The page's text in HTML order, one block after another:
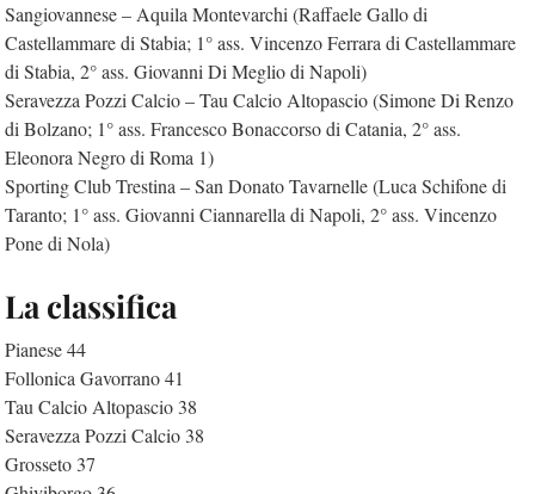
Sangiovannese – Aquila Montevarchi (Raffaele Gallo di
Castellammare di Stabia; 1° ass. Vincenzo Ferrara di Castellammare
di Stabia, 2° ass. Giovanni Di Meglio di Napoli)
Seravezza Pozzi Calcio – Tau Calcio Altopascio (Simone Di Renzo
di Bolzano; 1° ass. Francesco Bonaccorso di Catania, 2° ass.
Eleonora Negro di Roma 1)
Sporting Club Trestina – San Donato Tavarnelle (Luca Schifone di
Taranto; 1° ass. Giovanni Ciannarella di Napoli, 2° ass. Vincenzo
Pone di Nola)
La classifica
Pianese 44
Follonica Gavorrano 41
Tau Calcio Altopascio 38
Seravezza Pozzi Calcio 38
Grosseto 37